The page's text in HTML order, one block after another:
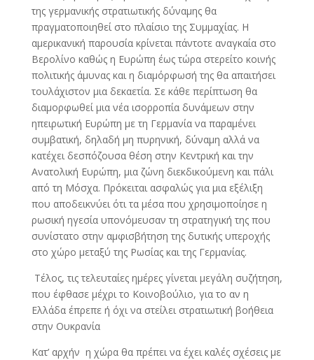
της γερμανικής στρατιωτικής δύναμης θα
πραγματοποιηθεί στο πλαίσιο της Συμμαχίας. Η
αμερικανική παρουσία κρίνεται πάντοτε αναγκαία στο
Βερολίνο καθώς η Ευρώπη έως τώρα στερείτο κοινής
πολιτικής άμυνας και η διαμόρφωσή της θα απαιτήσει
τουλάχιστον μια δεκαετία. Σε κάθε περίπτωση θα
διαμορφωθεί μια νέα ισορροπία δυνάμεων στην
ηπειρωτική Ευρώπη με τη Γερμανία να παραμένει
συμβατική, δηλαδή μη πυρηνική, δύναμη αλλά να
κατέχει δεσπόζουσα θέση στην Κεντρική και την
Ανατολική Ευρώπη, μια ζώνη διεκδικούμενη και πάλι
από τη Μόσχα. Πρόκειται ασφαλώς για μια εξέλιξη
που αποδεικνύει ότι τα μέσα που χρησιμοποίησε η
ρωσική ηγεσία υπονόμευσαν τη στρατηγική της που
συνίστατο στην αμφισβήτηση της δυτικής υπεροχής
στο χώρο μεταξύ της Ρωσίας και της Γερμανίας.
Τέλος, τις τελευταίες ημέρες γίνεται μεγάλη συζήτηση,
που έφθασε μέχρι το Κοινοβούλιο, για το αν η
Ελλάδα έπρεπε ή όχι να στείλει στρατιωτική βοήθεια
στην Ουκρανία
Κατ’ αρχήν η χώρα θα πρέπει να έχει καλές σχέσεις με